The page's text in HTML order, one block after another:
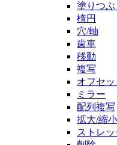
塗りつぶ
楕円
穴/軸
歯車
移動
複写
オフセッ
ミラー
配列複写
拡大/縮小
ストレッ